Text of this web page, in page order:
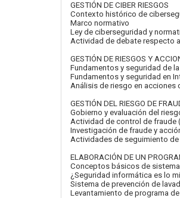
GESTIÓN DE CIBER RIESGOS
Contexto histórico de
Marco normativo
Ley de ciberseguridad y
Actividad de debate respecto
GESTIÓN DE RIESGOS Y
Fundamentos y seguridad de
Fundamentos y seguridad en
Análisis de riesgo en acciones
GESTIÓN DEL RIESGO DE
Gobierno y evaluación del
Actividad de control de fraude
Investigación de fraude y
Actividades de seguimiento
ELABORACIÓN DE UN
Conceptos básicos de
¿Seguridad informática es lo
Sistema de prevención de
Levantamiento de programa